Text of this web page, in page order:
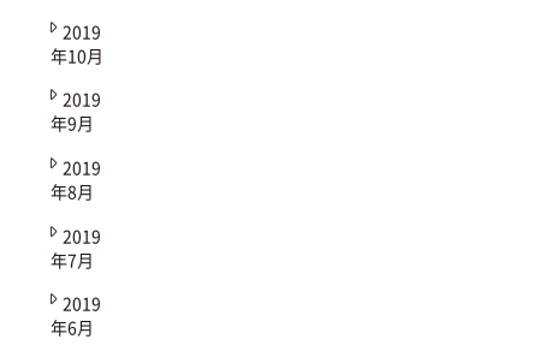
2019
年10月
2019
年9月
2019
年8月
2019
年7月
2019
年6月